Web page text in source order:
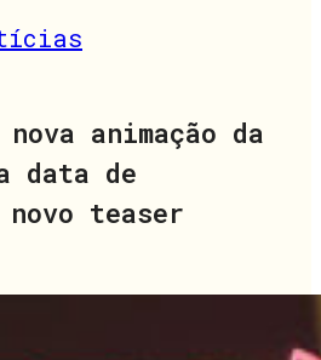
animação da
data de
novo teaser